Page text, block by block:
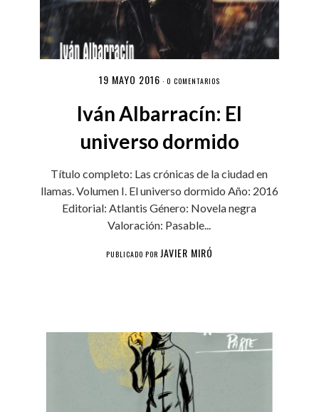
19 MAYO 2016 · 0 COMENTARIOS
Iván Albarracín: El
universo dormido
Título completo: Las crónicas de la ciudad en
llamas. Volumen I. El universo dormido Año: 2016
Editorial: Atlantis Género: Novela negra
Valoración: Pasable...
PUBLICADO POR JAVIER MIRÓ